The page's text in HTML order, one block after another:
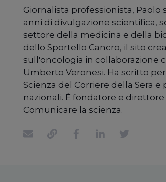
Giornalista professionista, Paolo
anni di divulgazione scientifica,
settore della medicina e della
dello Sportello Cancro, il sito
sull'oncologia in collaborazione
Umberto Veronesi. Ha scritto
Scienza del Corriere della Sera
nazionali. È fondatore e direttore
Comunicare la scienza.